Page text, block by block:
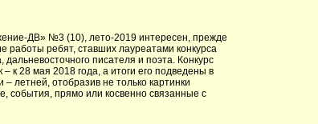
ДВ» №3 (10), лето-2019 интересен, прежде
работы ребят, ставших лауреатами конкурса
писателя и поэта. Конкурс
к 28 мая 2018 года, а итоги его подведены в
летней, отобразив не только картинки
события, прямо или косвенно связанные с